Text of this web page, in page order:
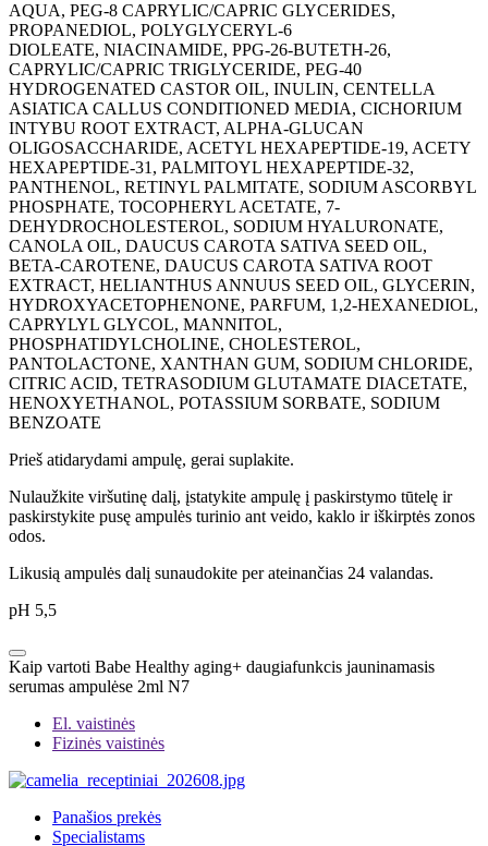
AQUA, PEG-8 CAPRYLIC/CAPRIC GLYCERIDES,
PROPANEDIOL, POLYGLYCERYL-6
DIOLEATE, NIACINAMIDE, PPG-26-BUTETH-26,
CAPRYLIC/CAPRIC TRIGLYCERIDE, PEG-40
HYDROGENATED CASTOR OIL, INULIN, CENTELLA
ASIATICA CALLUS CONDITIONED MEDIA, CICHORIUM
INTYBU ROOT EXTRACT, ALPHA-GLUCAN
OLIGOSACCHARIDE, ACETYL HEXAPEPTIDE-19, ACETY
HEXAPEPTIDE-31, PALMITOYL HEXAPEPTIDE-32,
PANTHENOL, RETINYL PALMITATE, SODIUM ASCORBYL
PHOSPHATE, TOCOPHERYL ACETATE, 7-
DEHYDROCHOLESTEROL, SODIUM HYALURONATE,
CANOLA OIL, DAUCUS CAROTA SATIVA SEED OIL,
BETA-CAROTENE, DAUCUS CAROTA SATIVA ROOT
EXTRACT, HELIANTHUS ANNUUS SEED OIL, GLYCERIN,
HYDROXYACETOPHENONE, PARFUM, 1,2-HEXANEDIOL,
CAPRYLYL GLYCOL, MANNITOL,
PHOSPHATIDYLCHOLINE, CHOLESTEROL,
PANTOLACTONE, XANTHAN GUM, SODIUM CHLORIDE,
CITRIC ACID, TETRASODIUM GLUTAMATE DIACETATE,
HENOXYETHANOL, POTASSIUM SORBATE, SODIUM
BENZOATE
Prieš atidarydami ampulę, gerai suplakite.
Nulaužkite viršutinę dalį, įstatykite ampulę į paskirstymo tūtelę ir
paskirstykite pusę ampulės turinio ant veido, kaklo ir iškirptės zonos
odos.
Likusią ampulės dalį sunaudokite per ateinančias 24 valandas.
pH 5,5
Kaip vartoti Babe Healthy aging+ daugiafunkcis jauninamasis
serumas ampulėse 2ml N7
El. vaistinės
Fizinės vaistinės
Panašios prekės
Specialistams